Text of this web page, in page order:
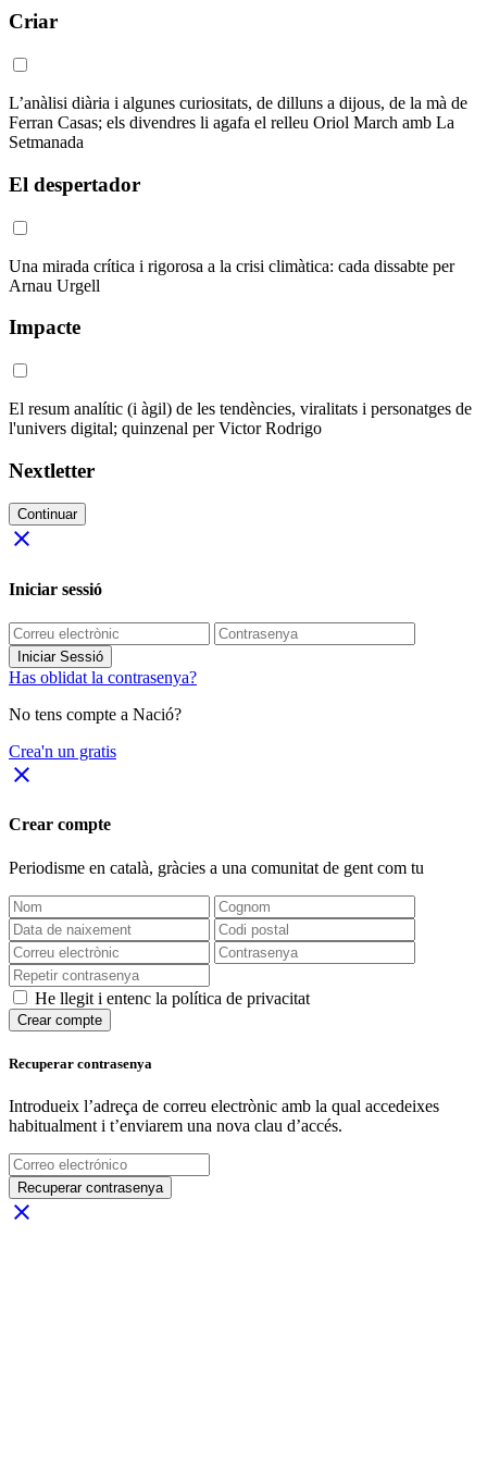
Criar
L’anàlisi diària i algunes curiositats, de dilluns a dijous, de la mà de
Ferran Casas; els divendres li agafa el relleu Oriol March amb La
Setmanada
El despertador
Una mirada crítica i rigorosa a la crisi climàtica: cada dissabte per
Arnau Urgell
Impacte
El resum analític (i àgil) de les tendències, viralitats i personatges de
l'univers digital; quinzenal per Victor Rodrigo
Nextletter
Continuar
close
Iniciar sessió
Iniciar Sessió
Has oblidat la contrasenya?
No tens compte a Nació?
Crea'n un gratis
close
Crear compte
Periodisme en català, gràcies a una comunitat de gent com tu
He llegit i entenc la política de privacitat
Crear compte
Recuperar contrasenya
Introdueix l’adreça de correu electrònic amb la qual accedeixes
habitualment i t’enviarem una nova clau d’accés.
Recuperar contrasenya
close